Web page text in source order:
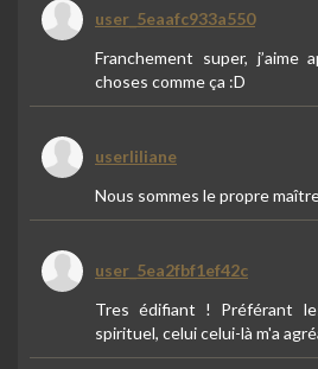
user_5eaafc933a550
Franchement super, j’aime
choses comme ça :D
userliliane
Nous sommes le propre
user_5ea2fbf1ef42c
Tres édifiant ! Préférant
spirituel, celui celui-là m'a